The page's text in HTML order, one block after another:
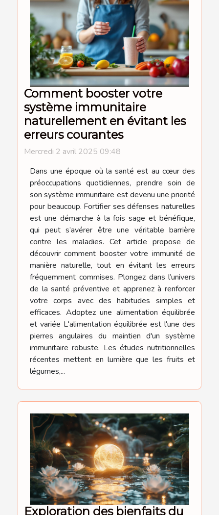
Comment booster votre
système immunitaire
naturellement en évitant les
erreurs courantes
Mercredi 2 avril 2025 09:48
Dans une époque où la santé est au cœur des
préoccupations quotidiennes, prendre soin de
son système immunitaire est devenu une priorité
pour beaucoup. Fortifier ses défenses naturelles
est une démarche à la fois sage et bénéfique,
qui peut s’avérer être une véritable barrière
contre les maladies. Cet article propose de
découvrir comment booster votre immunité de
manière naturelle, tout en évitant les erreurs
fréquemment commises. Plongez dans l’univers
de la santé préventive et apprenez à renforcer
votre corps avec des habitudes simples et
efficaces. Adoptez une alimentation équilibrée
et variée L'alimentation équilibrée est l'une des
pierres angulaires du maintien d'un système
immunitaire robuste. Les études nutritionnelles
récentes mettent en lumière que les fruits et
légumes,...
Exploration des bienfaits du